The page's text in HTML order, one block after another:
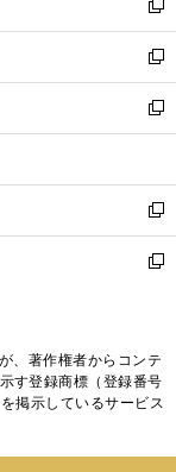
く
で
開
く
ド
ウ
で
開
く
ィ
ン
ド
ウ
で
開
い
ウ
ィ
ン
ド
ウ
開
く
新
し
い
ウ
ィ
ン
ウ
で
開
く
新
し
い
ウ
ン
ド
ウ
で
新
し
ウ
ィ
ン
ド
く
新
し
い
ド
ウ
で
新
ィ
ン
ド
、著作権者からコンテ
す登録商標（登録番号
掲示しているサービス